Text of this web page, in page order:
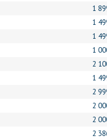
1
1
1
1
2
1
2
2
2
2